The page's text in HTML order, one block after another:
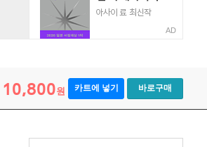
AD
10,800원 카트에 넣기 바로구매